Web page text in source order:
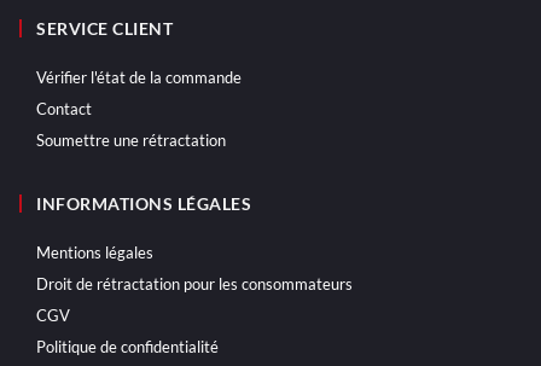
SERVICE CLIENT
Vérifier l'état de la commande
Contact
Soumettre une rétractation
INFORMATIONS LÉGALES
Mentions légales
Droit de rétractation pour les consommateurs
CGV
Politique de confidentialité